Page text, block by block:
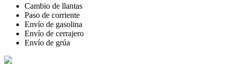
Cambio de llantas
Paso de corriente
Envío de gasolina
Envío de cerrajero
Envío de grúa